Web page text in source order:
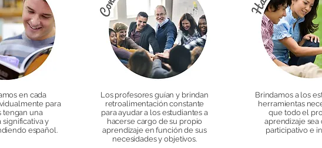
en cada
para
tengan una
significativa y
español.
Los profesores guían y brindan
retroalimentación constante
para ayudar a los estudiantes a
hacerse cargo de su propio
aprendizaje en función de sus
necesidades y objetivos.
Brindamos a los
herramientas
que todo el
aprendizaje sea
participativo e